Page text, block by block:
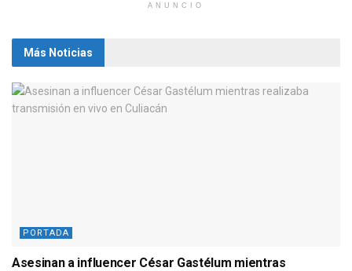
ANUNCIO
Más Noticias
PORTADA
Asesinan a influencer César Gastélum mientras